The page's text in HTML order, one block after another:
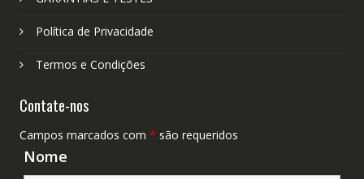
Política de Privacidade
Termos e Condições
Contate-nos
Campos marcados com * são requeridos
Nome